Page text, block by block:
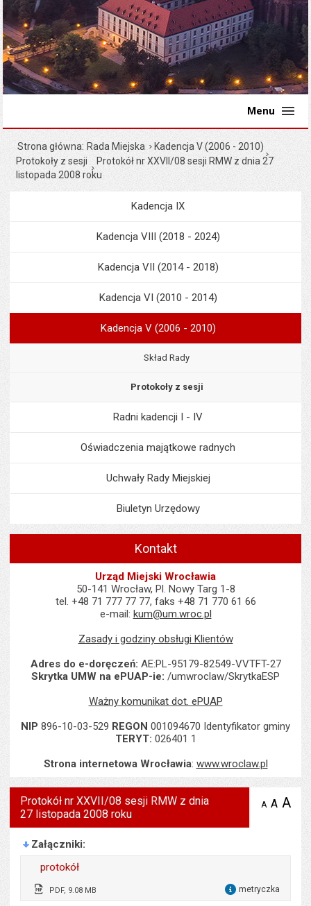
Menu
Strona główna Rada Miejska
Kadencja V (2006 - 2010)
Protokoły z sesji
Protokół nr XXVII/08 sesji RMW z dnia 27
listopada 2008 roku
Menu
Kadencja IX
Kadencja VIII (2018 - 2024)
Kadencja VII (2014 - 2018)
Kadencja VI (2010 - 2014)
Kadencja V (2006 - 2010)
Skład Rady
Protokoły z sesji
Radni kadencji I - IV
Oświadczenia majątkowe radnych
Uchwały Rady Miejskiej
Biuletyn Urzędowy
Kontakt
Urząd Miejski Wrocławia
50-141 Wrocław, Pl. Nowy Targ 1-8
tel. +48 71 777 77 77, faks +48 71 770 61 66
e-mail: kum@um.wroc.pl
Zasady i godziny obsługi Klientów
Adres do e-doręczeń: AE:PL-95179-82549-VVTFT-27
Skrytka UMW na ePUAP-ie: /umwroclaw/SkrytkaESP
Ważny komunikat dot. ePUAP
NIP 896-10-03-529 REGON 001094670 Identyfikator gminy
TERYT: 026401 1
Strona internetowa Wrocławia: www.wroclaw.pl
Protokół nr XXVII/08 sesji RMW z dnia
27 listopada 2008 roku
A zmniejsz
A A
Załączniki
protokół
PDF, 9.08 MB metryczka